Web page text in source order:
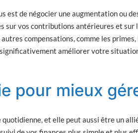
est de négocier une augmentation ou
sur vos contributions antérieures et sur
compensations, comme les
améliorer votre
pour mieux
et elle peut aussi être un